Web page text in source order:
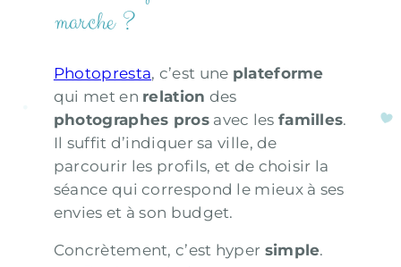
marche ?
Photopresta, c’est une plateforme
qui met en relation des
photographes prosavec les familles.
Il suffit d’indiquer sa ville, de
parcourir les profils, et de choisir la
séance qui correspond le mieux à ses
envies et à son budget.
Concrètement, c’est hyper simple.